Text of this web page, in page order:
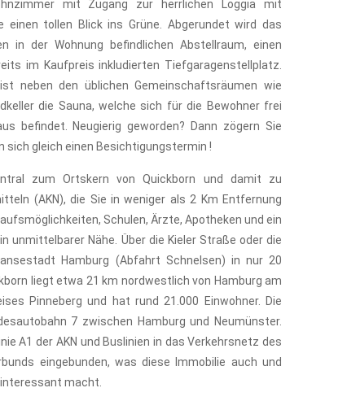
mit Zugang zur herrlichen Loggia mit
einen tollen Blick ins Grüne. Abgerundet wird das
in der Wohnung befindlichen Abstellraum, einen
im Kaufpreis inkludierten Tiefgaragenstellplatz.
neben den üblichen Gemeinschaftsräumen wie
die Sauna, welche sich für die Bewohner frei
befindet. Neugierig geworden? Dann zögern Sie
sich gleich einen Besichtigungstermin !
zum Ortskern von Quickborn und damit zu
(AKN), die Sie in weniger als 2 Km Entfernung
Schulen, Ärzte, Apotheken und ein
unmittelbarer Nähe. Über die Kieler Straße oder die
Hamburg (Abfahrt Schnelsen) in nur 20
liegt etwa 21 km nordwestlich von Hamburg am
Pinneberg und hat rund 21.000 Einwohner. Die
7 zwischen Hamburg und Neumünster.
A1 der AKN und Buslinien in das Verkehrsnetz des
eingebunden, was diese Immobilie auch und
macht.